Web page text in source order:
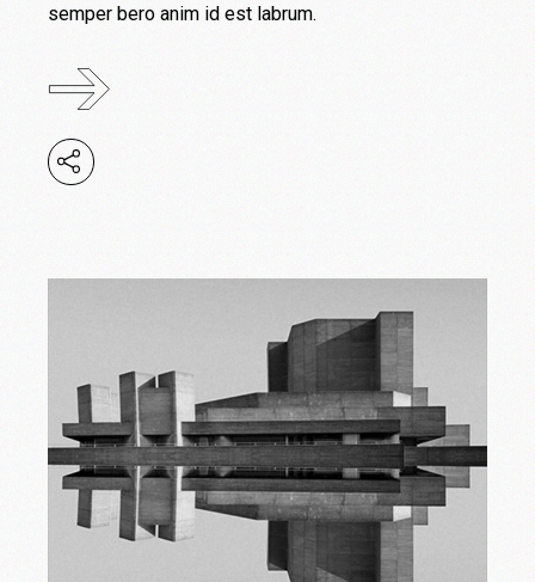
semper bero anim id est labrum.